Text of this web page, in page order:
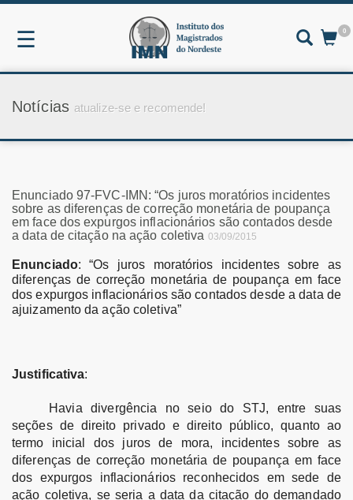
☰ 0
Notícias atualize-se e recomende!
Enunciado 97-FVC-IMN: “Os juros moratórios incidentes
sobre as diferenças de correção monetária de poupança
em face dos expurgos inflacionários são contados desde
a data de citação na ação coletiva 03/09/2015
Enunciado: “Os juros moratórios incidentes sobre as
diferenças de correção monetária de poupança em face
dos expurgos inflacionários são contados desde a data de
ajuizamento da ação coletiva”
Justificativa:
Havia divergência no seio do STJ, entre suas
seções de direito privado e direito público, quanto ao
termo inicial dos juros de mora, incidentes sobre as
diferenças de correção monetária de poupança em face
dos expurgos inflacionários reconhecidos em sede de
ação coletiva, se seria a data da citação do demandado